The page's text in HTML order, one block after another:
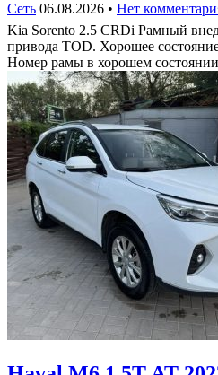
Сеть 06.08.2026 • Нет
Kia Sorento 2.5 CRDi Рамный
привода TOD. Хорошее
Номер рамы в хорошем